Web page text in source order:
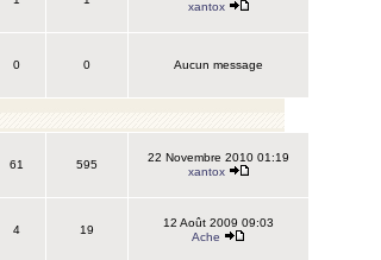
xantox
0 0 Aucun message
61 595
22 Novembre 2010 01:19
xantox
4 19
12 Août 2009 09:03
Ache